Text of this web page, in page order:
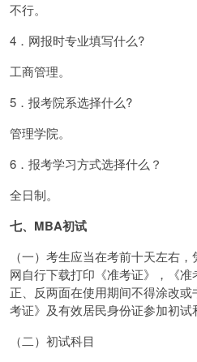
不行。
4．网报时专业填写什么?
工商管理。
5．报考院系选择什么?
管理学院。
6．报考学习方式选择什么？
全日制。
七、MBA初试
（一）考生应当在考前十天左右
网自行下载打印《准考证》，《准
正、反两面在使用期间不得涂改
考证》及有效居民身份证参加初试
（二）初试科目